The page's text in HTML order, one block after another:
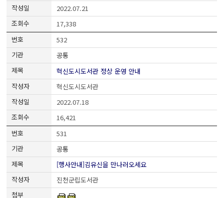
2022.07.21
17,338
532
공통
혁신도시도서관 정상 운영 안내
혁신도시도서관
2022.07.18
16,421
531
공통
[행사안내]김유신을 만나러오세요
진천군립도서관